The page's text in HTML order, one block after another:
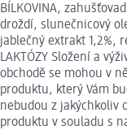
BÍLKOVINA,
droždí, slunečnicový
jablečný extrakt 1,2%,
LAKTÓZY Složení a
obchodě se mohou v
produktu, který Vám
nebudou z jakýchkoliv
produktu v souladu s